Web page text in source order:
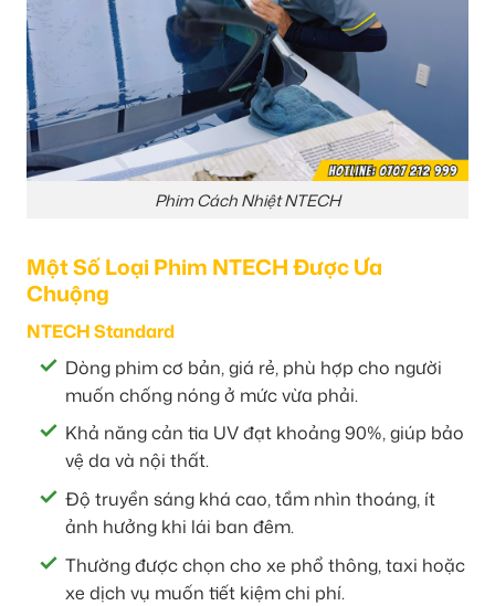
Phim Cách Nhiệt NTECH
Một Số Loại Phim NTECH Được Ưa
Chuộng
NTECH Standard
Dòng phim cơ bản, giá rẻ, phù hợp cho người
muốn chống nóng ở mức vừa phải.
Khả năng cản tia UV đạt khoảng 90%, giúp bảo
vệ da và nội thất.
Độ truyền sáng khá cao, tầm nhìn thoáng, ít
ảnh hưởng khi lái ban đêm.
Thường được chọn cho xe phổ thông, taxi hoặc
xe dịch vụ muốn tiết kiệm chi phí.